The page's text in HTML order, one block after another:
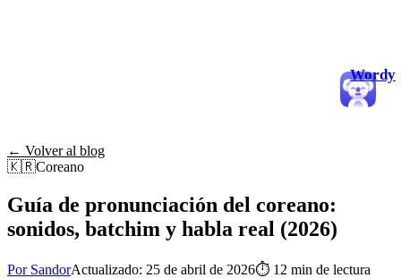
Wordy
← Volver al blog
🇰🇷Coreano
Guía de pronunciación del coreano:
sonidos, batchim y habla real (2026)
Por SandorActualizado: 25 de abril de 2026⏱ 12 min de lectura